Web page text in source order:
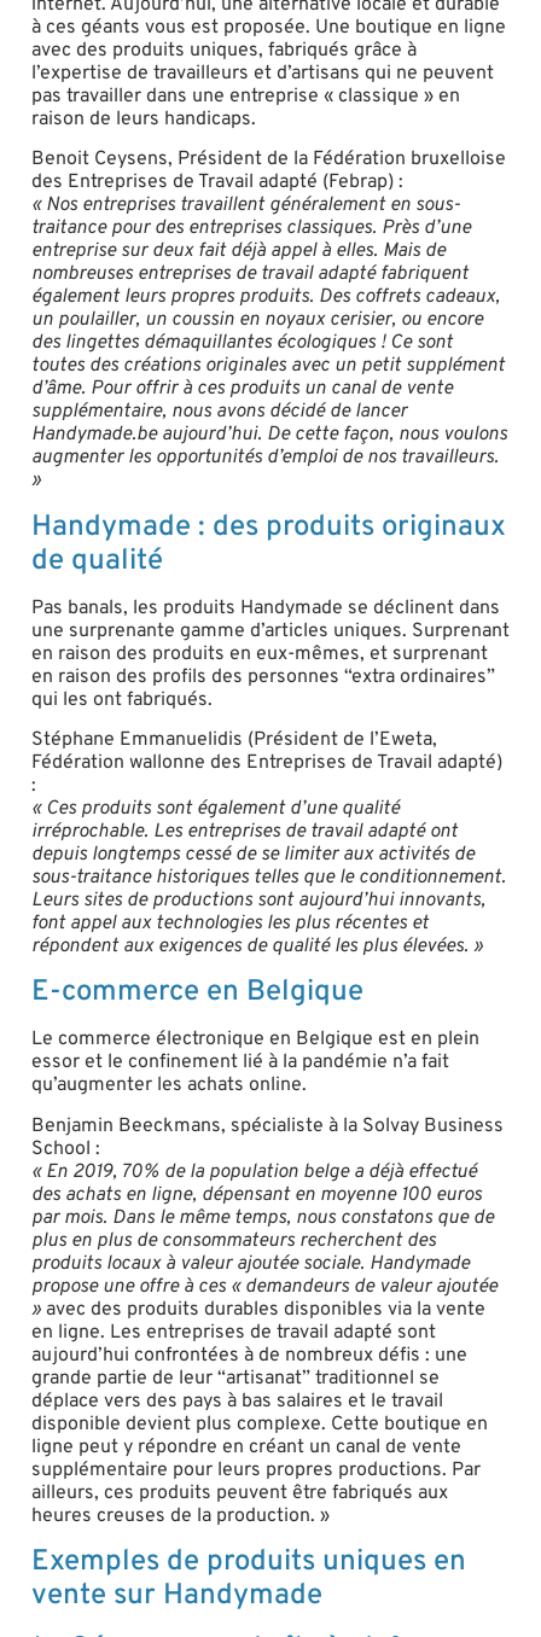
à ces géants vous est proposée. Une boutique en ligne
avec des produits uniques, fabriqués grâce à
l’expertise de travailleurs et d’artisans qui ne peuvent
pas travailler dans une entreprise « classique » en
raison de leurs handicaps.
Benoit Ceysens, Président de la Fédération bruxelloise
des Entreprises de Travail adapté (Febrap) :
« Nos entreprises travaillent généralement en sous-
traitance pour des entreprises classiques. Près d’une
entreprise sur deux fait déjà appel à elles. Mais de
nombreuses entreprises de travail adapté fabriquent
également leurs propres produits. Des coffrets cadeaux,
un poulailler, un coussin en noyaux cerisier, ou encore
des lingettes démaquillantes écologiques ! Ce sont
toutes des créations originales avec un petit supplément
d’âme. Pour offrir à ces produits un canal de vente
supplémentaire, nous avons décidé de lancer
Handymade.be aujourd’hui. De cette façon, nous voulons
augmenter les opportunités d’emploi de nos travailleurs.
»
Handymade : des produits originaux
de qualité
Pas banals, les produits Handymade se déclinent dans
une surprenante gamme d’articles uniques. Surprenant
en raison des produits en eux-mêmes, et surprenant
en raison des profils des personnes “extra ordinaires”
qui les ont fabriqués.
Stéphane Emmanuelidis (Président de l’Eweta,
Fédération wallonne des Entreprises de Travail adapté)
:
« Ces produits sont également d’une qualité
irréprochable. Les entreprises de travail adapté ont
depuis longtemps cessé de se limiter aux activités de
sous-traitance historiques telles que le conditionnement.
Leurs sites de productions sont aujourd’hui innovants,
font appel aux technologies les plus récentes et
répondent aux exigences de qualité les plus élevées. »
E-commerce en Belgique
Le commerce électronique en Belgique est en plein
essor et le confinement lié à la pandémie n’a fait
qu’augmenter les achats online.
Benjamin Beeckmans, spécialiste à la Solvay Business
School :
« En 2019, 70% de la population belge a déjà effectué
des achats en ligne, dépensant en moyenne 100 euros
par mois. Dans le même temps, nous constatons que de
plus en plus de consommateurs recherchent des
produits locaux à valeur ajoutée sociale. Handymade
propose une offre à ces « demandeurs de valeur ajoutée
» avec des produits durables disponibles via la vente
en ligne. Les entreprises de travail adapté sont
aujourd’hui confrontées à de nombreux défis : une
grande partie de leur “artisanat” traditionnel se
déplace vers des pays à bas salaires et le travail
disponible devient plus complexe. Cette boutique en
ligne peut y répondre en créant un canal de vente
supplémentaire pour leurs propres productions. Par
ailleurs, ces produits peuvent être fabriqués aux
heures creuses de la production. »
Exemples de produits uniques en
vente sur Handymade